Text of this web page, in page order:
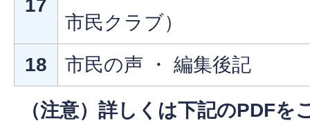
17
市民クラブ）
18
市民の声 ・ 編集後記
（注意）詳しくは下記のPDFを